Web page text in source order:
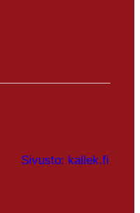
Sivusto: kallek.fi